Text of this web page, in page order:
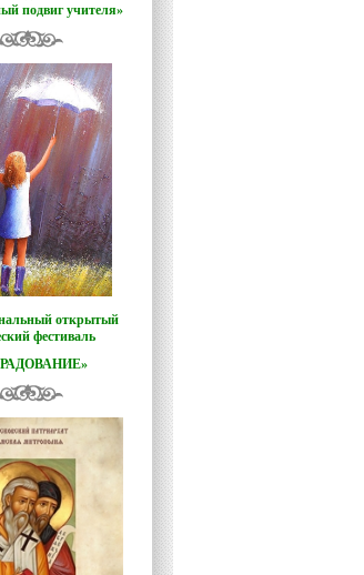
подвиг учителя»
открытый
фестиваль